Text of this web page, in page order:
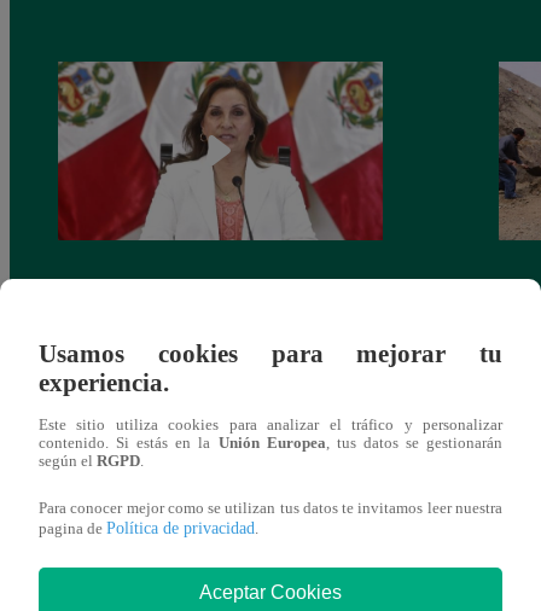
Las
También te puede
interesar
Usamos cookies para mejorar tu
experiencia.
Este sitio utiliza cookies para analizar el tráfico y personalizar
contenido. Si estás en la Unión Europea , tus datos se gestionarán
según el RGPD
Para conocer mejor como se utilizan tus datos te invitamos leer nuestra
pagina de Política de privacidad
Aceptar Cookies